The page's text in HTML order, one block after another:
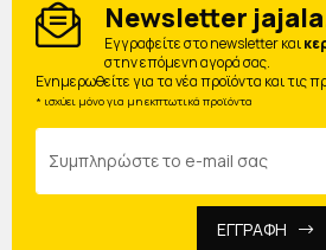
Newsletter
Eγγραφείτε στο newsletter και
στην επόμενη αγορά σας.
Ενημερωθείτε για τα νέα προϊόντα και τις
* ισχύει μόνο για μη εκπτωτικά προϊόντα
ΕΓΓΡΑΦΗ